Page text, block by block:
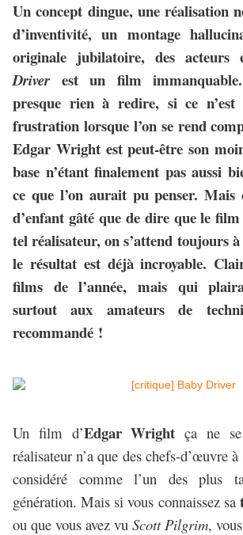
Un concept dingue, une réalisation
d’inventivité, un montage
originale jubilatoire, des acteurs
Driverest un film immanquable.
presque rien à redire, si ce n’est
frustration lorsque l’on se rend
Edgar Wright est peut-être son
base n’étant finalement pas aussi
ce que l’on aurait pu penser. Mais
d’enfant gâté que de dire que le
tel réalisateur, on s’attend toujours
le résultat est déjà incroyable.
films de l’année, mais qui
surtout aux amateurs de
recommandé !
Un film d’Edgar Wrightça ne
réalisateur n’a que des chefs-d’œuvre
considéré comme l’un des plus
génération. Mais si vous connaissez sa
ou que vous avez vu Scott Pilgrim,